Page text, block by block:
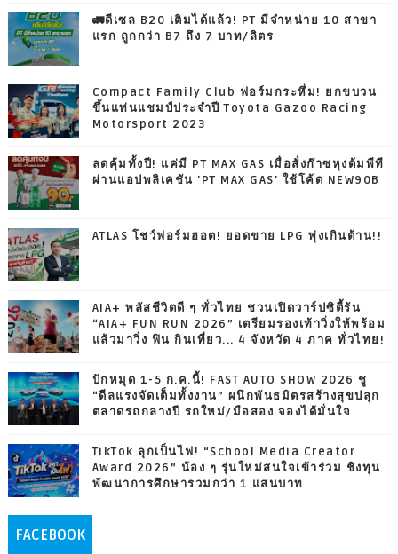
🚛ดีเซล B20 เติมได้แล้ว! PT มีจำหน่าย 10 สาขา
แรก ถูกกว่า B7 ถึง 7 บาท/ลิตร
Compact Family Club ฟอร์มกระหึ่ม! ยกขบวน
ขึ้นแท่นแชมป์ประจำปี Toyota Gazoo Racing
Motorsport 2023
ลดคุ้มทั้งปี! แค่มี PT MAX GAS เมื่อสั่งก๊าซหุงต้มพีที
ผ่านแอปพลิเคชัน 'PT MAX GAS' ใช้โค้ด NEW90B
ATLAS โชว์ฟอร์มฮอต! ยอดขาย LPG พุ่งเกินต้าน!!
AIA+ พลัสชีวิตดี ๆ ทั่วไทย ชวนเปิดวาร์ปซิตี้รัน
“AIA+ FUN RUN 2026” เตรียมรองเท้าวิ่งให้พร้อม
แล้วมาวิ่ง ฟิน กินเที่ยว... 4 จังหวัด 4 ภาค ทั่วไทย!
ปักหมุด 1-5 ก.ค.นี้! FAST AUTO SHOW 2026 ชู
“ดีลแรงจัดเต็มทั้งงาน” ผนึกพันธมิตรสร้างสุขปลุก
ตลาดรถกลางปี รถใหม่/มือสอง จองได้มั่นใจ
TikTok ลุกเป็นไฟ! “School Media Creator
Award 2026” น้อง ๆ รุ่นใหม่สนใจเข้าร่วม ชิงทุน
พัฒนาการศึกษารวมกว่า 1 แสนบาท
FACEBOOK